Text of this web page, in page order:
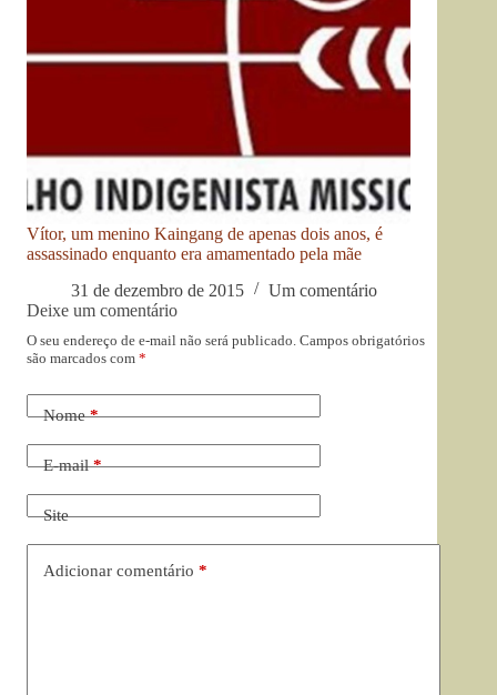
Vítor, um menino Kaingang de apenas dois anos, é
assassinado enquanto era amamentado pela mãe
31 de dezembro de 2015
Um comentário
Deixe um comentário
O seu endereço de e-mail não será publicado. Campos obrigatórios
são marcados com *
Nome*
E-mail*
Site
Adicionar comentário *